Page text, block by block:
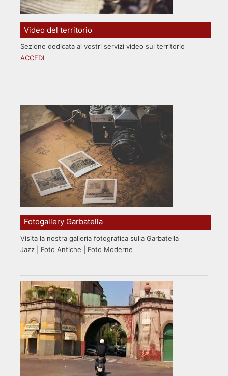
Video del territorio
Sezione dedicata ai vostri servizi video sul territorio
ACCEDI
Fotogallery Garbatella
Visita la nostra galleria fotografica sulla Garbatella
Jazz | Foto Antiche | Foto Moderne